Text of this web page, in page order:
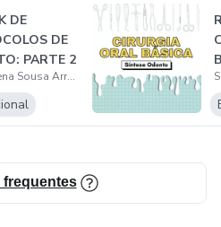
@sinteseodonto ou
para compra:
DE
DE
PARTE 2
Sara Milena Sousa Arruda
frequentes